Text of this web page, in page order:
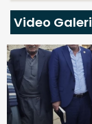
Video